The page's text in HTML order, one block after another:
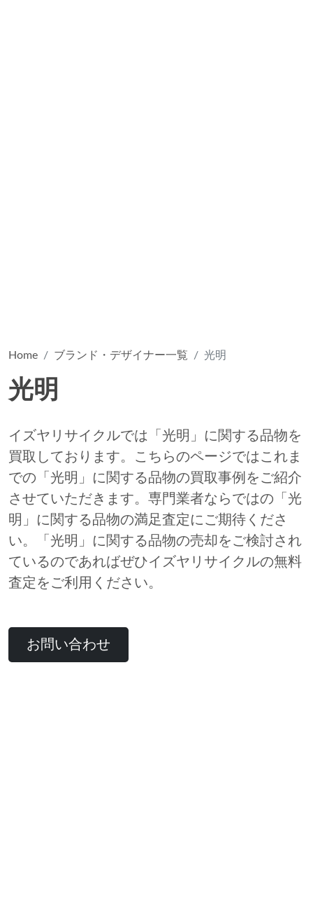
Home ブランド・デザイナー一覧 光明
光明
イズヤリサイクルでは「光明」に関する品物を
買取しております。こちらのページではこれま
での「光明」に関する品物の買取事例をご紹介
させていただきます。専門業者ならではの「光
明」に関する品物の満足査定にご期待くださ
い。「光明」に関する品物の売却をご検討され
ているのであればぜひイズヤリサイクルの無料
査定をご利用ください。
お問い合わせ